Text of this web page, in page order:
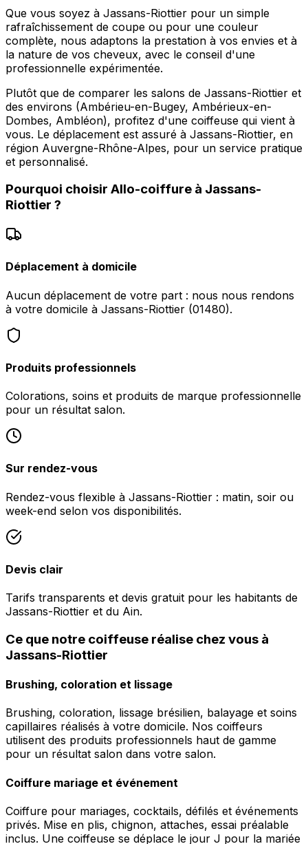
Que vous soyez à Jassans-Riottier pour un simple
rafraîchissement de coupe ou pour une couleur
complète, nous adaptons la prestation à vos envies et à
la nature de vos cheveux, avec le conseil d'une
professionnelle expérimentée.
Plutôt que de comparer les salons de Jassans-Riottier et
des environs (Ambérieu-en-Bugey, Ambérieux-en-
Dombes, Ambléon), profitez d'une coiffeuse qui vient à
vous. Le déplacement est assuré à Jassans-Riottier, en
région Auvergne-Rhône-Alpes, pour un service pratique
et personnalisé.
Pourquoi choisir Allo-coiffure à Jassans-
Riottier ?
Déplacement à domicile
Aucun déplacement de votre part : nous nous rendons
à votre domicile à Jassans-Riottier (01480).
Produits professionnels
Colorations, soins et produits de marque professionnelle
pour un résultat salon.
Sur rendez-vous
Rendez-vous flexible à Jassans-Riottier : matin, soir ou
week-end selon vos disponibilités.
Devis clair
Tarifs transparents et devis gratuit pour les habitants de
Jassans-Riottier et du Ain.
Ce que notre coiffeuse réalise chez vous à
Jassans-Riottier
Brushing, coloration et lissage
Brushing, coloration, lissage brésilien, balayage et soins
capillaires réalisés à votre domicile. Nos coiffeurs
utilisent des produits professionnels haut de gamme
pour un résultat salon dans votre salon.
Coiffure mariage et événement
Coiffure pour mariages, cocktails, défilés et événements
privés. Mise en plis, chignon, attaches, essai préalable
inclus. Une coiffeuse se déplace le jour J pour la mariée